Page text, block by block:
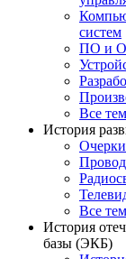
систем
ПО и
Все
История
Очерки
Все
История
базы (ЭКБ)